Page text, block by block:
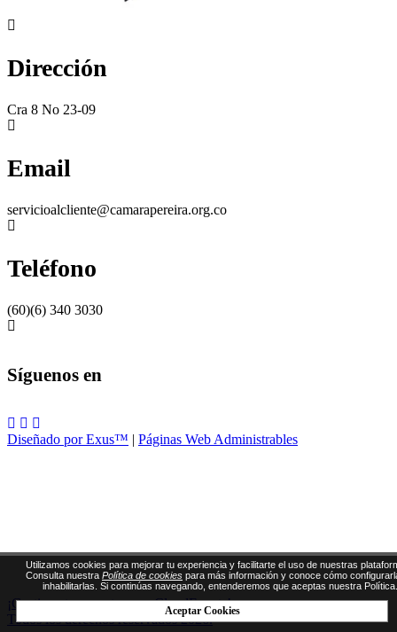
Dirección
Cra 8 No 23-09
Email
servicioalcliente@camarapereira.org.co
Teléfono
(60)(6) 340 3030
Síguenos en
Diseñado por Exus™ | Páginas Web Administrables
¡Gestiona tus eventos con CloudEvents!
Todos los derechos reservados 2026.
Utilizamos cookies para mejorar tu experiencia y facilitarte el uso de nuestras
Consulta nuestra Política de cookies para más información y conoce cómo
inhabilitarlas. Si continúas navegando, entenderemos que aceptas nuestra Política.
Aceptar Cookies